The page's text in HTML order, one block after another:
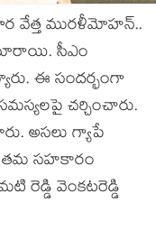
వేత్త ముర‌ళీమోహ‌న్‌..
సీఎం
ఈ సంద‌ర్భంగా
చ‌ర్చించారు.
అస‌లు గ్యాపే
త‌మ స‌హ‌కారం
రెడ్డి వెంక‌ట‌రెడ్డి